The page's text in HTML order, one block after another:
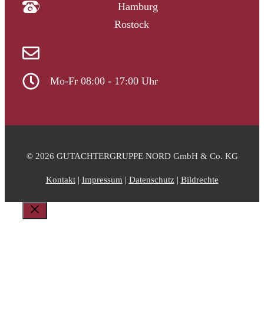
Hamburg
Rostock
Mo-Fr 08:00 - 17:00 Uhr
© 2026 GUTACHTERGRUPPE NORD GmbH & Co. KG
Kontakt| Impressum| Datenschutz| Bildrechte
Schließen